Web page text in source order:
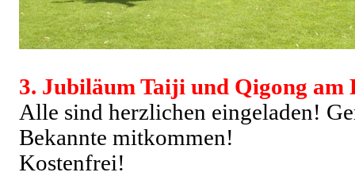
3. Jubiläum Taiji und Qigong am
Alle sind herzlichen eingeladen!
Bekannte mitkommen!
Kostenfrei!